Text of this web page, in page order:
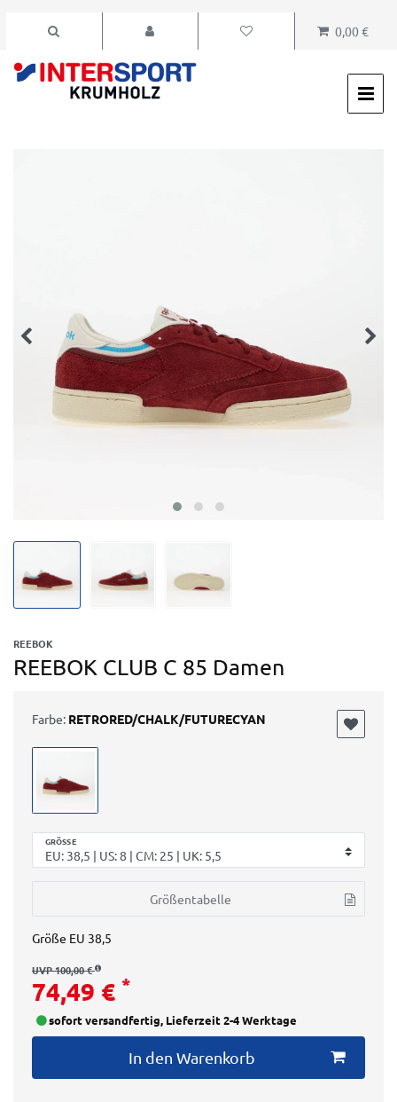
0,00 €
REEBOK
REEBOK CLUB C 85 Damen
GRÖSSE
Größentabelle
Farbe: RETRORED/CHALK/FUTURECYAN
Größe EU 38,5
UVP 100,00 €
74,49 € *
sofort versandfertig, Lieferzeit 2-4 Werktage
In den Warenkorb